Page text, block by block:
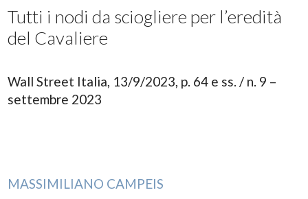
Tutti i nodi da sciogliere per l’eredità
del Cavaliere
Wall Street Italia, 13/9/2023, p. 64 e ss. / n. 9 –
settembre 2023
MASSIMILIANO CAMPEIS